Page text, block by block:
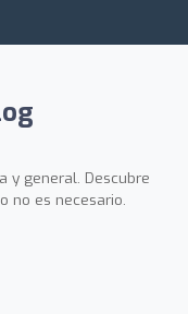
y general. Descubre
no es necesario.